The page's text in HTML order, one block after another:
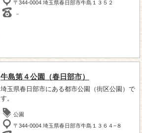
〒344-0004 埼玉県春日部市牛島１３５２
－
牛島第４公園（春日部市）
埼玉県春日部市にある都市公園（街区公園）で
す。
公園
〒344-0004 埼玉県春日部市牛島１３６４−８